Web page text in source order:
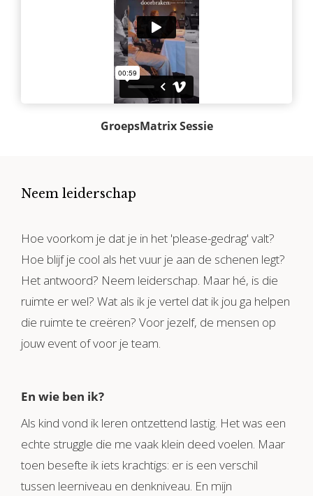
GroepsMatrix Sessie
Neem leiderschap
Hoe voorkom je dat je in het 'please-gedrag' valt?
Hoe blijf je cool als het vuur je aan de schenen legt?
Het antwoord? Neem leiderschap. Maar hé, is die
ruimte er wel? Wat als ik je vertel dat ik jou ga helpen
die ruimte te creëren? Voor jezelf, de mensen op
jouw event of voor je team.
En wie ben ik?
Als kind vond ik leren ontzettend lastig. Het was een
echte struggle die me vaak klein deed voelen. Maar
toen besefte ik iets krachtigs: er is een verschil
tussen leerniveau en denkniveau. En mijn